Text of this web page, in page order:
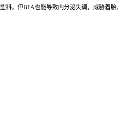
料。但BPA也能导致内分泌失调，威胁